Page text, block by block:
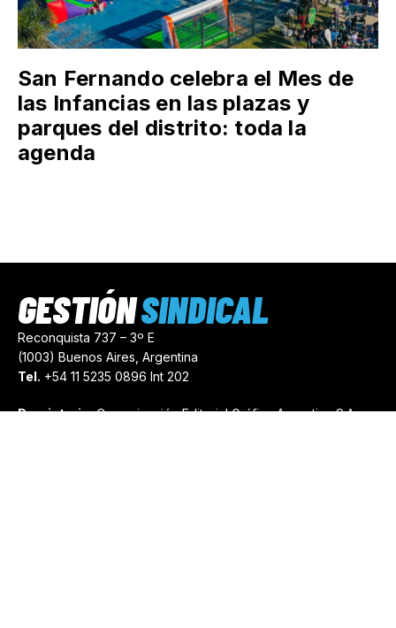
San Fernando celebra el Mes de
las Infancias en las plazas y
parques del distrito: toda la
agenda
Reconquista 737 – 3º E
(1003) Buenos Aires, Argentina
Tel. +54 11 5235 0896 Int 202
Propietario:Comunicación Editorial Gráfica Argentina S.A.
GESTIÓNSINDICAL